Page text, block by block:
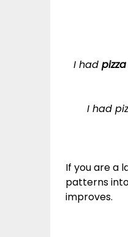
I had pizza
I had
If you are a
patterns
improves.